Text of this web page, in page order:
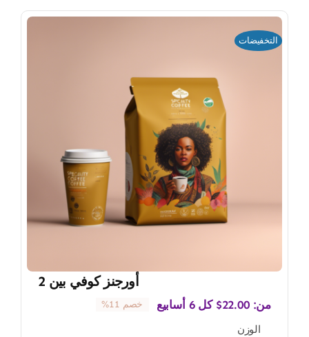
التخفيضات
أورجنز كوفي بين 2
من: $22.00 كل 6 أسابيع خصم 11%
الوزن